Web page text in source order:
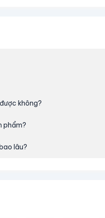
mát, tránh ánh nắng
kể từ ngày sản xuất.
không?
phẩm?
lâu?